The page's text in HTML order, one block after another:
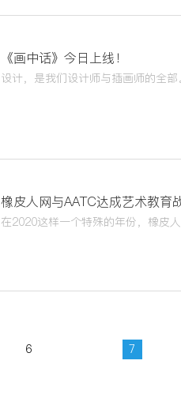
《画中话》今日上线！
橡皮人网与AATC达成艺术教育
在2020这样一个特殊的年份，橡皮
6 7